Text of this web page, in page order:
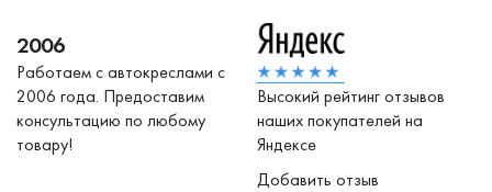
2006
Работаем с автокреслами с
2006 года. Предоставим
консультацию по любому
товару!
Высокий рейтинг отзывов
наших покупателей на
Яндексе
Добавить отзыв